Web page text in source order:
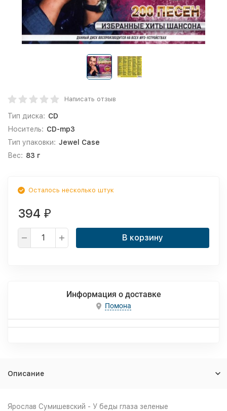
Написать отзыв
Тип диска: CD
Носитель: CD-mp3
Тип упаковки: Jewel Case
Вес: 83 г
Осталось несколько штук
394 ₽
В корзину
Информация о доставке
Помона
Описание
Ярослав Сумишевский - У беды глаза зеленые